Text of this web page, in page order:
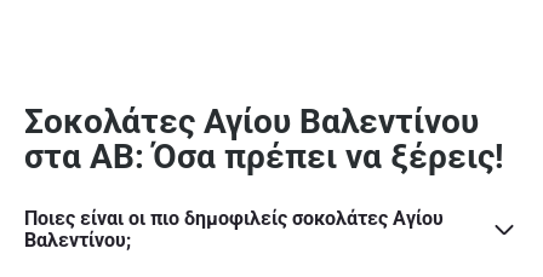
Σοκολάτες Αγίου Βαλεντίνου
στα ΑΒ: Όσα πρέπει να ξέρεις!
Ποιες είναι οι πιο δημοφιλείς σοκολάτες Αγίου
Βαλεντίνου;